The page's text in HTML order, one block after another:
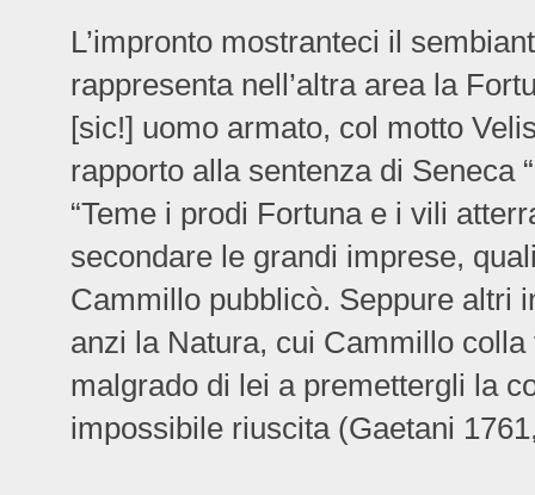
L’impronto mostranteci il
rappresenta nell’altra area la
[sic!] uomo armato, col motto
rapporto alla sentenza di Seneca
“Teme i prodi Fortuna e i vili
secondare le grandi imprese,
Cammillo pubblicò. Seppure altri
anzi la Natura, cui Cammillo
malgrado di lei a premettergli la
impossibile riuscita (Gaetani